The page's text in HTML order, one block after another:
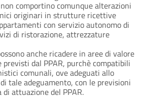
comportino comunque alterazioni
originari in strutture ricettive
con servizio autonomo di
di ristorazione, attrezzature
anche ricadere in aree di valore
dal PPAR, purchè compatibili
comunali, ove adeguati allo
tale adeguamento, con le previsioni
attuazione del PPAR.